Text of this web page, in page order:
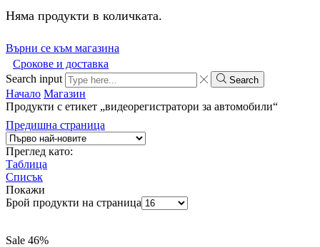
Няма продукти в количката.
Върни се към магазина
Срокове и доставка
Search input
Search
Начало Магазин
Продукти с етикет „видеорегистратори за автомобили“
Предишна страница
Преглед като:
Таблица
Списък
Покажи
Брой продукти на страница
Sale 46%